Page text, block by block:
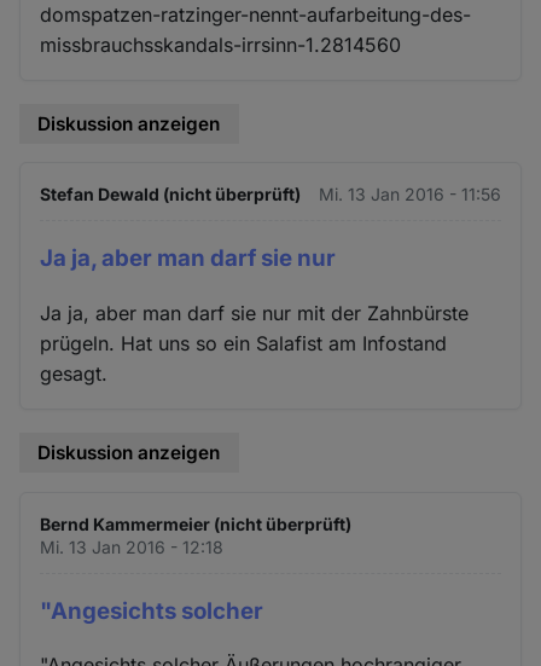
domspatzen-ratzinger-nennt-aufarbeitung-des-
missbrauchsskandals-irrsinn-1.2814560
Diskussion anzeigen
Stefan Dewald (nicht überprüft) Mi. 13 Jan 2016 - 11:56
Ja ja, aber man darf sie nur
Ja ja, aber man darf sie nur mit der Zahnbürste
prügeln. Hat uns so ein Salafist am Infostand
gesagt.
Diskussion anzeigen
Bernd Kammermeier (nicht überprüft)
Mi. 13 Jan 2016 - 12:18
"Angesichts solcher